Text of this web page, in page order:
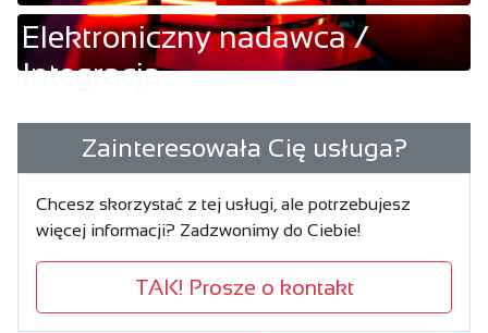
Elektroniczny nadawca /
Integracja
Zainteresowała Cię usługa?
Chcesz skorzystać z tej usługi, ale potrzebujesz
więcej informacji? Zadzwonimy do Ciebie!
TAK! Prosze o kontakt